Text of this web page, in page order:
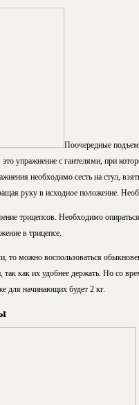
Поочередные
упражнение с гантелями, при
необходимо сесть на стул,
руку в исходное положение.
трицепсов. Необходимо
в трицепсе.
то можно воспользоваться
так как их удобнее держать. Но со
для начинающих будет 2 кг.